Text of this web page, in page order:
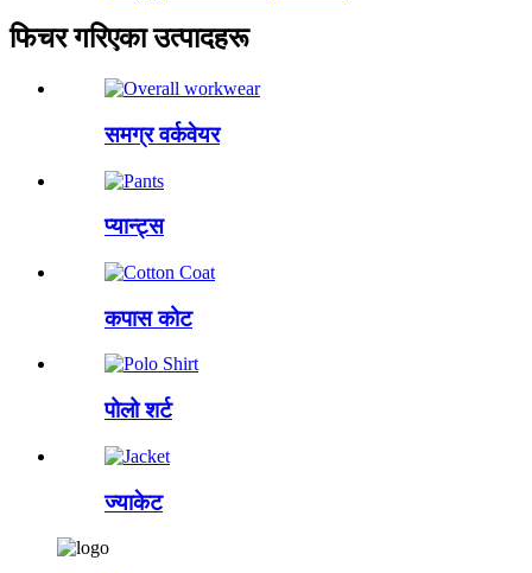
फिचर गरिएका उत्पादहरू
समग्र वर्कवेयर
प्यान्ट्स
कपास कोट
पोलो शर्ट
ज्याकेट